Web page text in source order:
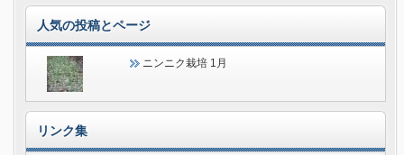
人気の投稿とページ
ニンニク栽培 1月
リンク集